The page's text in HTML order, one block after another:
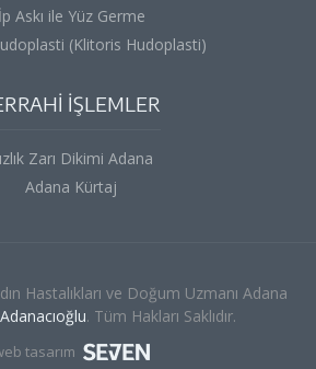
İp Askı ile Yüz Germe
(Klitoris Hudoplasti)
İŞLEMLER
Zarı Dikimi Adana
Adana Kürtaj
Hastalıkları ve Doğum Uzmanı Adana
. Tüm Hakları Saklıdır.
tasarım